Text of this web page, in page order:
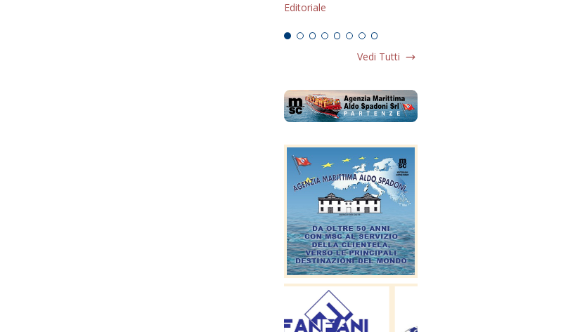
Editoriale
Vedi Tutti